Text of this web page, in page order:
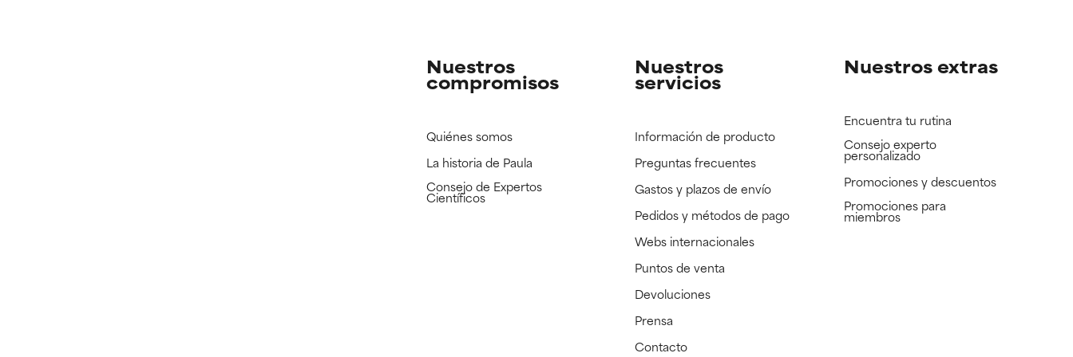
Nuestros
compromisos
Quiénes somos
La historia de Paula
Consejo de Expertos
Científicos
Nuestros
servicios
Información de producto
Preguntas frecuentes
Gastos y plazos de envío
Pedidos y métodos de pago
Webs internacionales
Puntos de venta
Devoluciones
Prensa
Contacto
Nuestros extras
Encuentra tu rutina
Consejo experto
personalizado
Promociones y descuentos​
Promociones para
miembros